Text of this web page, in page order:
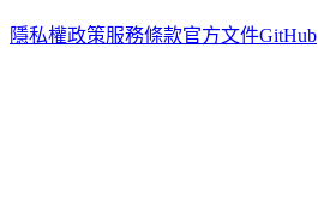
隱私權政策服務條款官方文件GitHub